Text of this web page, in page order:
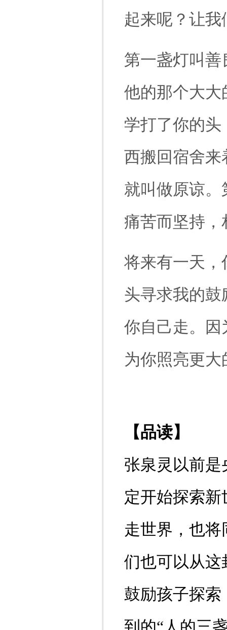
起来呢？让
第一盏灯叫
他的那个大大
学打了你的
西搬回宿舍来
就叫做原谅
痛苦而坚持，
将来有一天，
头寻求我的
你自己走。因
为你照亮更大
【品读】
张泉灵以前是
定开始探索
走世界，也
们也可以从这
鼓励孩子探